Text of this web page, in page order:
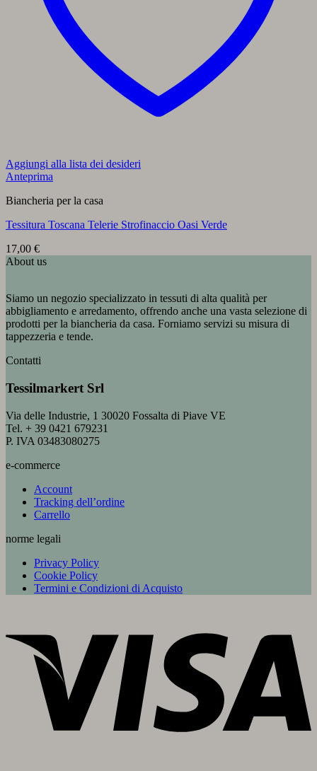
Aggiungi alla lista dei desideri
Anteprima
Biancheria per la casa
Tessitura Toscana Telerie Strofinaccio Oasi Verde
17,00 €
About us
Siamo un negozio specializzato in tessuti di alta qualità per
abbigliamento e arredamento, offrendo anche una vasta selezione di
prodotti per la biancheria da casa. Forniamo servizi su misura di
tappezzeria e tende.
Contatti
Tessilmarkert Srl
Via delle Industrie, 1 30020 Fossalta di Piave VE
Tel. + 39 0421 679231
P. IVA 03483080275
e-commerce
Account
Tracking dell’ordine
Carrello
norme legali
Privacy Policy
Cookie Policy
Termini e Condizioni di Acquisto